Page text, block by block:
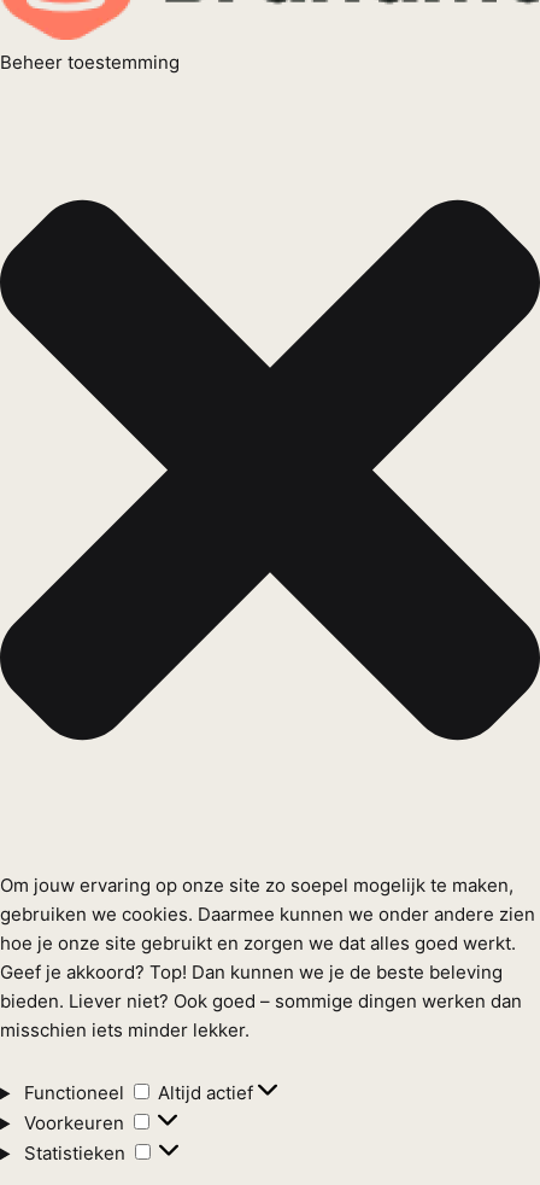
Beheer toestemming
Om jouw ervaring op onze site zo soepel mogelijk te maken,
gebruiken we cookies. Daarmee kunnen we onder andere zien
hoe je onze site gebruikt en zorgen we dat alles goed werkt.
Geef je akkoord? Top! Dan kunnen we je de beste beleving
bieden. Liever niet? Ook goed – sommige dingen werken dan
misschien iets minder lekker.
Functioneel Functioneel
Altijd actief
Voorkeuren
Voorkeuren
Statistieken
Statistieken